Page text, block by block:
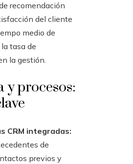
recomendación
del cliente
medio de
tasa de
la gestión.
y procesos:
CRM integradas:
de
previos y